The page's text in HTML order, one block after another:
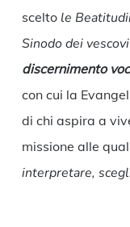
scelto le
Sinodo dei
discernimento
con cui la
di chi aspira a
missione alle
interpretare,